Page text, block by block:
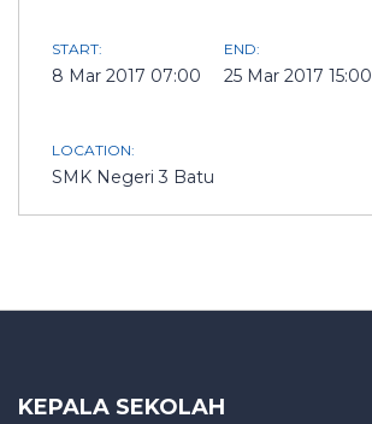
START:
8 Mar 2017 07:00
END:
25 Mar 2017 15:00
LOCATION:
SMK Negeri 3 Batu
KEPALA SEKOLAH